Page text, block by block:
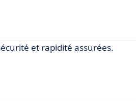
et rapidité assurées.